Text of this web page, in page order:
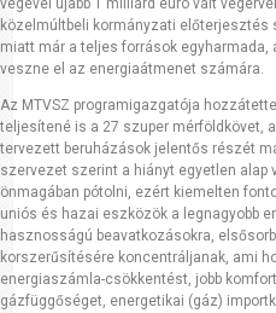
végével újabb 1 milliárd euró vált
közelmúltbeli kormányzati előterjesztés
miatt már a teljes források egyharmada,
veszne el az energiaátmenet számára.
Az MTVSZ programigazgatója
teljesítené is a 27 szuper mérföldkövet,
tervezett beruházások jelentős részét
szervezet szerint a hiányt egyetlen alap
önmagában pótolni, ezért kiemelten
uniós és hazai eszközök a legnagyobb
hasznosságú beavatkozásokra,
korszerűsítésére koncentráljanak, ami
energiaszámla-csökkentést, jobb
gázfüggőséget, energetikai (gáz)